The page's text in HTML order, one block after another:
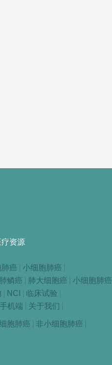
资源
癌
小细胞肺癌
肺鳞癌 肺大细胞癌
小细胞肺癌
NCI
临床试验
手机端 关于我们
胞肺癌 非小细胞肺癌